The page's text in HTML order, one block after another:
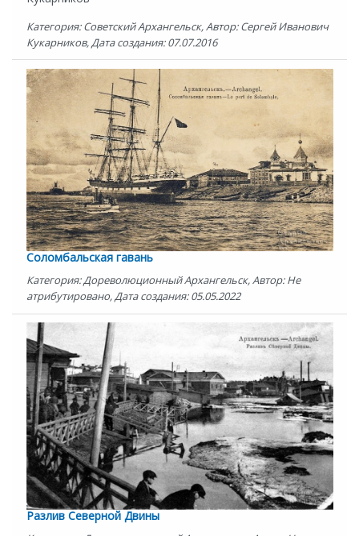
Категория: Советский Архангельск, Автор: Сергей Иванович
Кукарников, Дата создания: 07.07.2016
Соломбальская гавань
Категория: Дореволюционный Архангельск, Автор: Не
атрибутировано, Дата создания: 05.05.2022
Разлив Северной Двины